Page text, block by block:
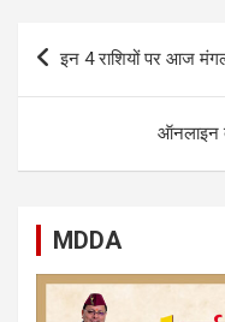
Post
navigation
इन 4 राशियों पर आज
ऑनलाइन
MDDA